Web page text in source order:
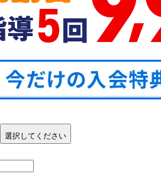
選択してください